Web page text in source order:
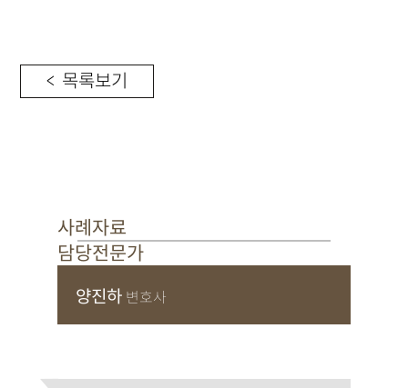
< 목록보기
사례자료
담당전문가
양진하 변호사